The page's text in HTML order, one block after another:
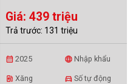
Giá: 439 triệu
Trả trước: 131 triệu
calendar_month 2025 language Nhập khẩu
ev_station Xăng directions_car Số tự động